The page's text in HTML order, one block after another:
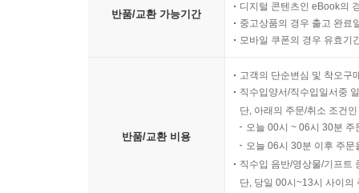
반품/교환 가능기간
디지털 콘텐츠인 eBook의
중고상품의 경우 출고 완료
모바일 쿠폰의 경우 유효기
반품/교환 비용
고객의 단순변심 및 착오구
직수입양서/직수입일서중
단, 아래의 주문/취소 조건
오늘 00시 ~ 06시 30분
오늘 06시 30분 이후 주
직수입 음반/영상물/기프트
단, 당일 00시~13시 사이의